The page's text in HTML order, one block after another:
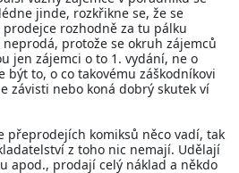
jinde, rozkřikne se, že se
rozhodně za tu pálku
protože se okruh zájemců
jen zájemci o to 1. vydání, ne o
být to, o co takovému záškodníkovi
závisti nebo koná dobrý skutek ví
přeprodejích komiksů něco vadí, tak
z toho nic nemají. Udělají
apod., prodají celý náklad a někdo